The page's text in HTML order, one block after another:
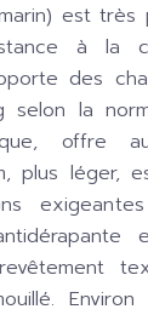
est
à la
des
selon la
offre
plus léger,